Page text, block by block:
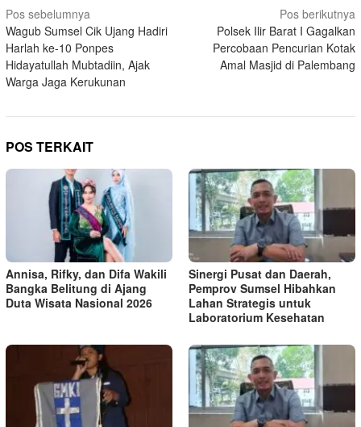
Navigasi
pos
Pos sebelumnya
Wagub Sumsel Cik Ujang Hadiri
Harlah ke-10 Ponpes
Hidayatullah Mubtadiin, Ajak
Warga Jaga Kerukunan
Pos berikutnya
Polsek Ilir Barat I Gagalkan
Percobaan Pencurian Kotak
Amal Masjid di Palembang
POS TERKAIT
Annisa, Rifky, dan Difa Wakili
Bangka Belitung di Ajang
Duta Wisata Nasional 2026
Sinergi Pusat dan Daerah,
Pemprov Sumsel Hibahkan
Lahan Strategis untuk
Laboratorium Kesehatan